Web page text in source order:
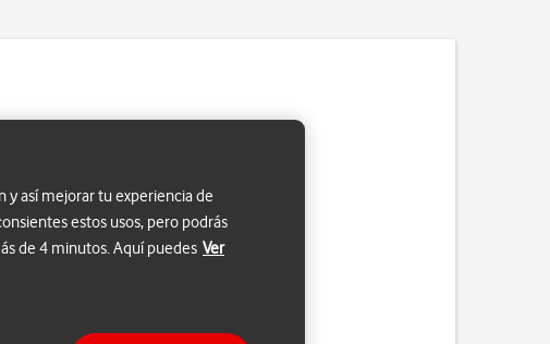
y así mejorar tu experiencia de
estos usos, pero podrás
de 4 minutos. Aquí puedes Ver